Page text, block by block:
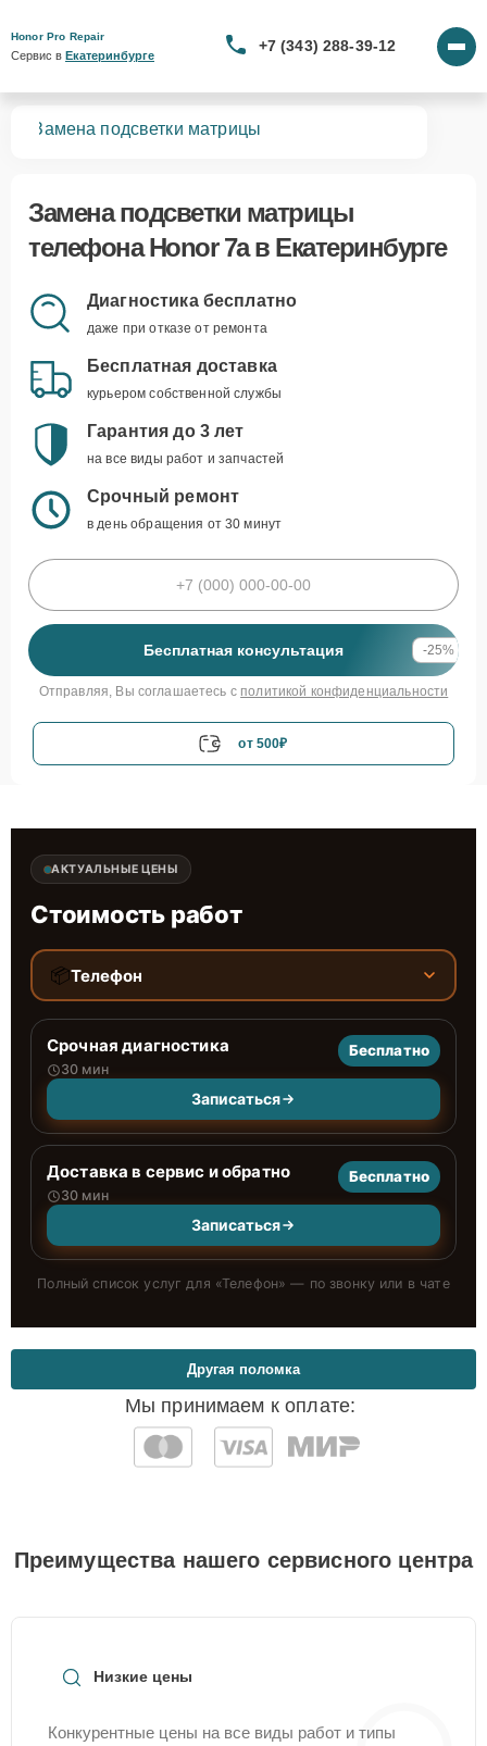
Honor Pro Repair
Сервис в Екатеринбурге
+7 (343) 288-39-12
Замена подсветки матрицы
Замена подсветки матрицы
телефона Honor 7a в Екатеринбурге
Диагностика бесплатно
даже при отказе от ремонта
Бесплатная доставка
курьером собственной службы
Гарантия до 3 лет
на все виды работ и запчастей
Срочный ремонт
в день обращения от 30 минут
Бесплатная консультация -25%
Отправляя, Вы соглашаетесь с политикой конфиденциальности
от 500₽
АКТУАЛЬНЫЕ ЦЕНЫ
Стоимость работ
📦Телефон
Срочная диагностика
30 мин
Бесплатно
Записаться
Доставка в сервис и обратно
30 мин
Бесплатно
Записаться
Полный список услуг для «Телефон» — по звонку или в чате
Мы принимаем к оплате:
Другая поломка
Преимущества нашего сервисного центра
Низкие цены
Конкурентные цены на все виды работ и типы